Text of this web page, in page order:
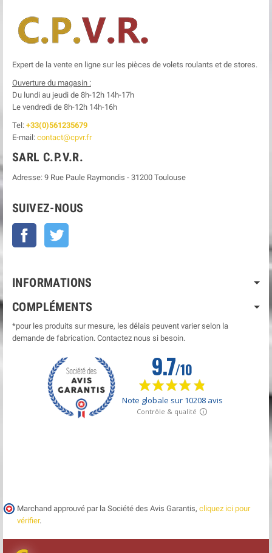
Expert de la vente en ligne sur les pièces de volets roulants et de stores.
Ouverture du magasin :
Du lundi au jeudi de 8h-12h 14h-17h
Le vendredi de 8h-12h 14h-16h
Tel: +33(0)561235679
E-mail: contact@cpvr.fr
SARL C.P.V.R.
Adresse: 9 Rue Paule Raymondis - 31200 Toulouse
SUIVEZ-NOUS
Facebook
INFORMATIONS
COMPLÉMENTS
*pour les produits sur mesure, les délais peuvent varier selon la
demande de fabrication. Contactez nous si besoin.
Marchand approuvé par la Société des Avis Garantis, cliquez ici pour
vérifier.